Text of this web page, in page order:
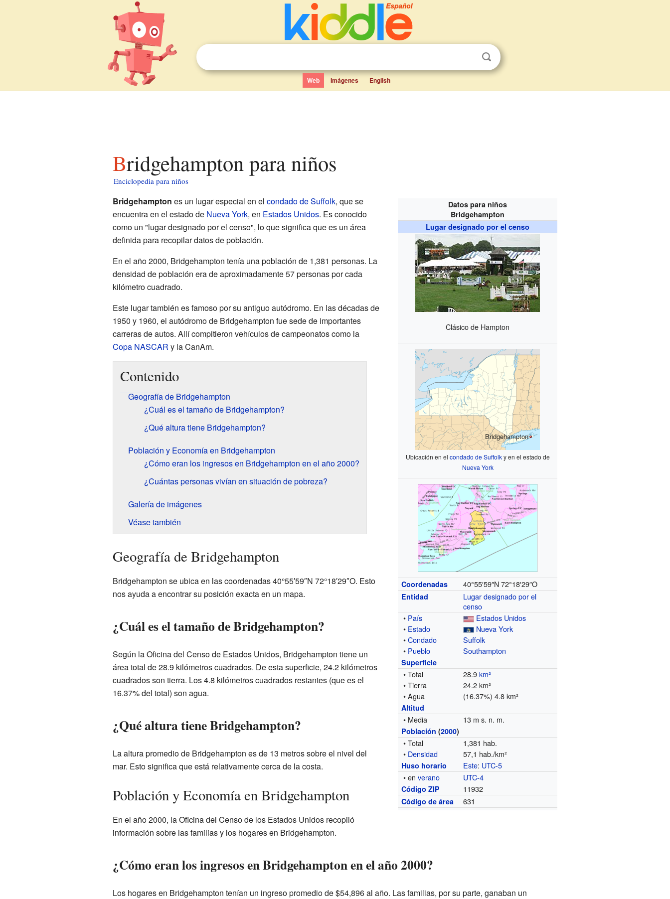
Web Imágenes English
Bridgehampton para niños
Enciclopedia para niños
Datos para niños
Bridgehampton
Lugar designado por el censo
Clásico de Hampton
Bridgehampton
Ubicación en el condado de Suffolky en el estado de
Nueva York
Coordenadas 40°55′59″N 72°18′29″O
Entidad
Lugar designado por el
censo
• País
Estados Unidos
• Estado
Nueva York
•Condado
Suffolk
• Pueblo Southampton
Superficie
• Total 28.9km²
• Tierra
24.2 km²
• Agua
(16.37%) 4.8 km²
Altitud
• Media 13 m s. n. m.
Población (2000)
• Total
1,381 hab.
• Densidad 57,1 hab./km²
Huso horario Este: UTC-5
• enverano UTC-4
Código ZIP 11932
Código de área 631
Bridgehampton es un lugar especial en el condado de Suffolk, que se
encuentra en el estado de Nueva York, en Estados Unidos. Es conocido
como un "lugar designado por el censo", lo que significa que es un área
definida para recopilar datos de población.
En el año 2000, Bridgehampton tenía una población de 1,381 personas. La
densidad de población era de aproximadamente 57 personas por cada
kilómetro cuadrado.
Este lugar también es famoso por su antiguo autódromo. En las décadas de
1950 y 1960, el autódromo de Bridgehampton fue sede de importantes
carreras de autos. Allí compitieron vehículos de campeonatos como la
Copa NASCAR y la CanAm.
Contenido
Geografía de Bridgehampton
¿Cuál es el tamaño de Bridgehampton?
¿Qué altura tiene Bridgehampton?
Población y Economía en Bridgehampton
¿Cómo eran los ingresos en Bridgehampton en el año 2000?
¿Cuántas personas vivían en situación de pobreza?
Galería de imágenes
Véase también
Geografía de Bridgehampton
Bridgehampton se ubica en las coordenadas 40°55′59″N 72°18′29″O. Esto
nos ayuda a encontrar su posición exacta en un mapa.
¿Cuál es el tamaño de Bridgehampton?
Según la Oficina del Censo de Estados Unidos, Bridgehampton tiene un
área total de 28.9 kilómetros cuadrados. De esta superficie, 24.2 kilómetros
cuadrados son tierra. Los 4.8 kilómetros cuadrados restantes (que es el
16.37% del total) son agua.
¿Qué altura tiene Bridgehampton?
La altura promedio de Bridgehampton es de 13 metros sobre el nivel del
mar. Esto significa que está relativamente cerca de la costa.
Población y Economía en Bridgehampton
En el año 2000, la Oficina del Censo de los Estados Unidos recopiló
información sobre las familias y los hogares en Bridgehampton.
¿Cómo eran los ingresos en Bridgehampton en el año 2000?
Los hogares en Bridgehampton tenían un ingreso promedio de $54,896 al año. Las familias, por su parte, ganaban un